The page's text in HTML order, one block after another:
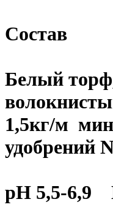
Состав
Белый
1,5кг/м
удобрений
рН 5,5-6,9